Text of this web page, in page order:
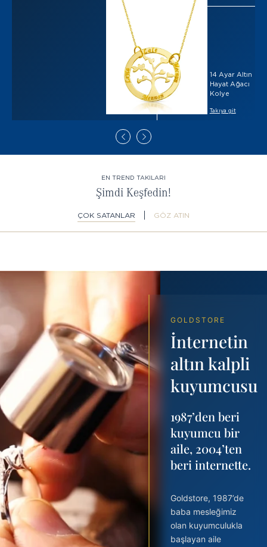
14 Ayar Altın
Hayat Ağacı
Kolye
Takıya git
EN TREND TAKILARI
Şimdi Keşfedin!
ÇOK SATANLAR GÖZ ATIN
Kolye
RUHUNUZUN BİR PARÇASI KALBİNİZDE HİSSEDECEKSİNİZ
GOLDSTORE
İnternetin
altın kalpli
kuyumcusu
1987’den beri
kuyumcu bir
aile, 2004’ten
beri internette.
Goldstore, 1987’de
baba mesleğimiz
olan kuyumculukla
başlayan aile